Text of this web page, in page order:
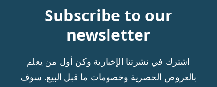
Subscribe to our
newsletter
اشترك في نشرتنا الإخبارية وكن أول من يعلم
بالعروض الحصرية وخصومات ما قبل البيع. سوف